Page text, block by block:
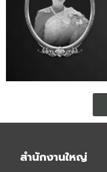
สำนักงานใหญ่